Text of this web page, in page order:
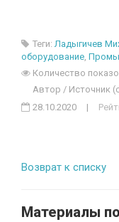
Теги:Ладыгичев
оборудование,
Количество
Автор / Источник
28.10.2020
|
Возврат к списку
Материалы